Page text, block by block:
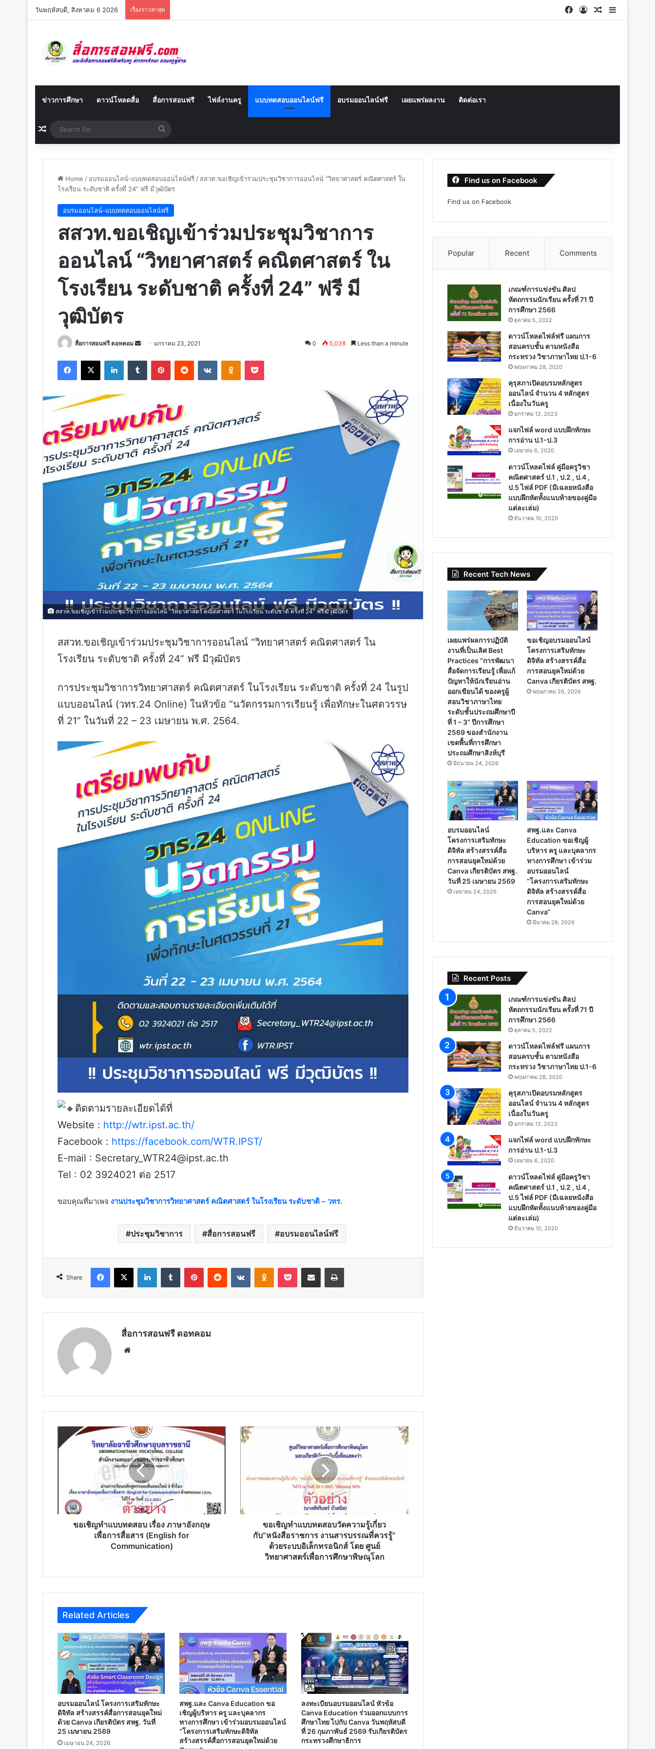
วันพฤหัสบดี, สิงหาคม 6 2026 เรื่องราวล่าสุด Facebook
Log InRandom
Sidebar
ข่าวการศึกษา ดาวน์โหลดสื่อ สื่อการสอนฟรี ไฟล์งานครู แบบทดสอบออนไลน์ฟรี อบรมออนไลน์ฟรี เผยแพร่ผลงาน ติดต่อเรา
Random Article
for
Home / อบรมออนไลน์-แบบทดสอบออนไลน์ฟรี / สสวท.ขอเชิญเข้าร่วมประชุมวิชาการออนไลน์ “วิทยาศาสตร์ คณิตศาสตร์ ใน
โรงเรียน ระดับชาติ ครั้งที่ 24” ฟรี มีวุฒิบัตร
อบรมออนไลน์-แบบทดสอบออนไลน์ฟรี
สสวท.ขอเชิญเข้าร่วมประชุมวิชาการ
ออนไลน์ “วิทยาศาสตร์ คณิตศาสตร์ ใน
โรงเรียน ระดับชาติ ครั้งที่ 24” ฟรี มี
วุฒิบัตร
สื่อการสอนฟรี ดอทคอม
Sendมกราคม 23, 2021 0 5,038 Less than a minute
Facebook
X LinkedInTumblr PinterestReddit VKontakteOdnoklassniki
Pocket
สสวท.ขอเชิญเข้าร่วมประชุมวิชาการออนไลน์ "วิทยาศาสตร์ คณิตศาสตร์ ในโรงเรียน ระดับชาติ ครั้งที่ 24" ฟรี มีวุฒิบัตร
สสวท.ขอเชิญเข้าร่วมประชุมวิชาการออนไลน์ “วิทยาศาสตร์ คณิตศาสตร์ ใน
โรงเรียน ระดับชาติ ครั้งที่ 24” ฟรี มีวุฒิบัตร
การประชุมวิชาการวิทยาศาสตร์ คณิตศาสตร์ ในโรงเรียน ระดับชาติ ครั้งที่ 24 ในรูป
แบบออนไลน์ (วทร.24 Online) ในหัวข้อ “นวัตกรรมการเรียนรู้ เพื่อทักษะในศตวรรษ
ที่ 21” ในวันที่ 22 – 23 เมษายน พ.ศ. 2564.
ติดตามรายละเอียดได้ที่
Website : http://wtr.ipst.ac.th/
Facebook : https://facebook.com/WTR.IPST/
E-mail : Secretary_WTR24@ipst.ac.th
Tel : 02 3924021 ต่อ 2517
ขอบคุณที่มาเพจ งานประชุมวิชาการวิทยาศาสตร์ คณิตศาสตร์ ในโรงเรียน ระดับชาติ – วทร.
ประชุมวิชาการ สื่อการสอนฟรี อบรมออนไลน์ฟรี
Share
Facebook
X LinkedInTumblr PinterestReddit VKontakteOdnoklassniki
Pocket Share via Email Print
สื่อการสอนฟรี ดอทคอม
เชิญ
ภาษา
อังกฤษ
เพื่อ
ขอเชิญทำแบบทดสอบ เรื่อง ภาษาอังกฤษ
เพื่อการสื่อสาร (English for
Communication)
ขอ
เชิญ
วัด
เกี่ยว
กับ“หนังสือ
ราชการ
สารบรรณ
ด้วย
ศูนย์
วิทยาศาสตร์
เพื่อ
การ
ศึกษา
พิษณุโลก
ขอเชิญทำแบบทดสอบวัดความรู้เกี่ยว
กับ“หนังสือราชการ งานสารบรรณที่ควรรู้”
ด้วยระบบอิเล็กทรอนิกส์ โดย ศูนย์
วิทยาศาสตร์เพื่อการศึกษาพิษณุโลก
Related Articles
อบรมออนไลน์ โครงการเสริมทักษะ
ดิจิทัล สร้างสรรค์สื่อการสอนยุคใหม่
ด้วย Canva เกียรติบัตร สพฐ. วันที่
25 เมษายน 2569
เมษายน 24, 2026
สพฐ.และ Canva Education ขอ
เชิญผู้บริหาร ครู และบุคลากร
ทางการศึกษา เข้าร่วมอบรมออนไลน์
“โครงการเสริมทักษะดิจิทัล
สร้างสรรค์สื่อการสอนยุคใหม่ด้วย
ลงทะเบียนอบรมออนไลน์ หัวข้อ
Canva Education ร่วมออกแบบการ
ศึกษาไทย ไปกับ Canva วันพฤหัสบดี
ที่ 26 กุมภาพันธ์ 2569 รับเกียรติบัตร
กระทรวงศึกษาธิการ
Find us on Facebook
Find us on Facebook
Popular Recent Comments
เกณฑ์การแข่งขัน ศิลป
หัตถกรรมนักเรียน ครั้งที่ 71 ปี
การศึกษา 2566
ตุลาคม 5, 2022
ดาวน์โหลดไฟล์ฟรี แผนการ
สอนครบชั้น ตามหนังสือ
กระทรวง วิชาภาษาไทย ป.1-6
พฤษภาคม 28, 2020
คุรุสภาเปิดอบรมหลักสูตร
ออนไลน์ จำนวน 4 หลักสูตร
เนื่องในวันครู
มกราคม 12, 2023
แจกไฟล์ word แบบฝึกทักษะ
การอ่าน ป.1-ป.3
เมษายน 6, 2020
ดาวน์โหลดไฟล์ คู่มือครูวิชา
คณิตศาสตร์ ป.1 , ป.2 , ป.4 ,
ป.5 ไฟล์ PDF (มีเฉลยหนังสือ
แบบฝึกหัดทั้งแนบท้ายของคู่มือ
แต่ละเล่ม)
ธันวาคม 10, 2020
Recent Tech News
เผยแพร่ผลการปฏิบัติ
งานที่เป็นเลิศ Best
Practices “การพัฒนา
สื่อจัดการเรียนรู้ เพื่อแก้
ปัญหาให้นักเรียนอ่าน
ออกเขียนได้ ของครูผู้
สอนวิชาภาษาไทย
ระดับชั้นประถมศึกษาปี
ที่ 1 – 3” ปีการศึกษา
2569 ของสำนักงาน
เขตพื้นที่การศึกษา
ประถมศึกษาสิงห์บุรี
มิถุนายน 24, 2026
ขอเชิญอบรมออนไลน์
โครงการเสริมทักษะ
ดิจิทัล สร้างสรรค์สื่อ
การสอนยุคใหม่ด้วย
Canva เกียรติบัตร สพฐ.
พฤษภาคม 26, 2026
อบรมออนไลน์
โครงการเสริมทักษะ
ดิจิทัล สร้างสรรค์สื่อ
การสอนยุคใหม่ด้วย
Canva เกียรติบัตร สพฐ.
วันที่ 25 เมษายน 2569
เมษายน 24, 2026
สพฐ.และ Canva
Education ขอเชิญผู้
บริหาร ครู และบุคลากร
ทางการศึกษา เข้าร่วม
อบรมออนไลน์
“โครงการเสริมทักษะ
ดิจิทัล สร้างสรรค์สื่อ
การสอนยุคใหม่ด้วย
Canva“
มีนาคม 28, 2026
Recent Posts
เกณฑ์การแข่งขัน ศิลป
หัตถกรรมนักเรียน ครั้งที่ 71 ปี
การศึกษา 2566
ตุลาคม 5, 2022
ดาวน์โหลดไฟล์ฟรี แผนการ
สอนครบชั้น ตามหนังสือ
กระทรวง วิชาภาษาไทย ป.1-6
พฤษภาคม 28, 2020
คุรุสภาเปิดอบรมหลักสูตร
ออนไลน์ จำนวน 4 หลักสูตร
เนื่องในวันครู
มกราคม 12, 2023
แจกไฟล์ word แบบฝึกทักษะ
การอ่าน ป.1-ป.3
เมษายน 6, 2020
ดาวน์โหลดไฟล์ คู่มือครูวิชา
คณิตศาสตร์ ป.1 , ป.2 , ป.4 ,
ป.5 ไฟล์ PDF (มีเฉลยหนังสือ
แบบฝึกหัดทั้งแนบท้ายของคู่มือ
แต่ละเล่ม)
ธันวาคม 10, 2020